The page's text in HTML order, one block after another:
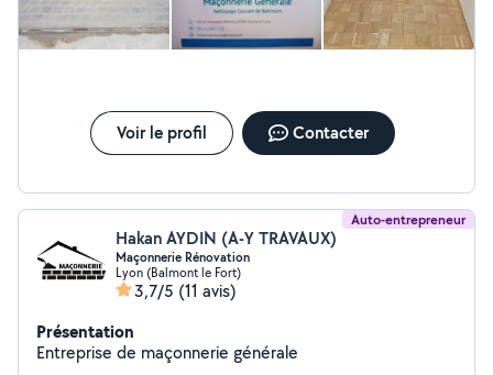
Voir le profil Contacter
Auto-entrepreneur
Hakan AYDIN (A-Y TRAVAUX)
Maçonnerie Rénovation
Lyon (Balmont le Fort)
3,7/5 (11 avis)
Présentation
Entreprise de maçonnerie générale